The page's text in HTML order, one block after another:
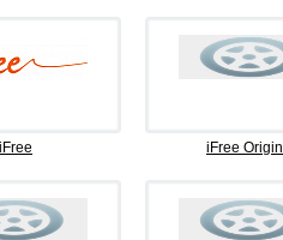
iFree iFree